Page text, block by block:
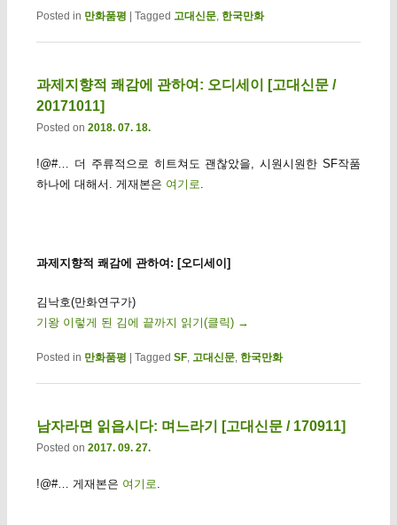
Posted in 만화품평 Tagged 고대신문, 한국만화
과제지향적 쾌감에 관하여: 오디세이 [고대신문 /
20171011]
Posted on 2018. 07. 18.
!@#… 더 주류적으로 히트쳐도 괜찮았을, 시원시원한 SF작품
하나에 대해서. 게재본은 여기로.
과제지향적 쾌감에 관하여: [오디세이]
김낙호(만화연구가)
기왕 이렇게 된 김에 끝까지 읽기(클릭) →
Posted in 만화품평 | Tagged SF, 고대신문, 한국만화
남자라면 읽읍시다: 며느라기 [고대신문 / 170911]
Posted on 2017. 09. 27.
!@#… 게재본은 여기로.